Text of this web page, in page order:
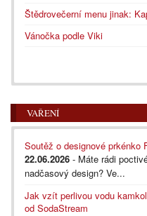
Štědrovečerní menu jinak:
Vánočka podle Viki
VAŘENÍ
Soutěž o designové prkénko
22.06.2026 - Máte rádi
nadčasový design? Ve...
Jak vzít perlivou vodu
od SodaStream